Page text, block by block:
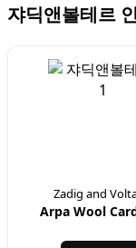
쟈딕앤볼테르
Zadig and
Arpa Wool